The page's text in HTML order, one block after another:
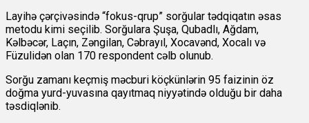
Layihə çərçivəsində “fokus-qrup” sorğular tədqiqatın əsas
metodu kimi seçilib. Sorğulara Şuşa, Qubadlı, Ağdam,
Kəlbəcər, Laçın, Zəngilan, Cəbrayıl, Xocavənd, Xocalı və
Füzulidən olan 170 respondent cəlb olunub.
Sorğu zamanı keçmiş məcburi köçkünlərin 95 faizinin öz
doğma yurd-yuvasına qayıtmaq niyyətində olduğu bir daha
təsdiqlənib.